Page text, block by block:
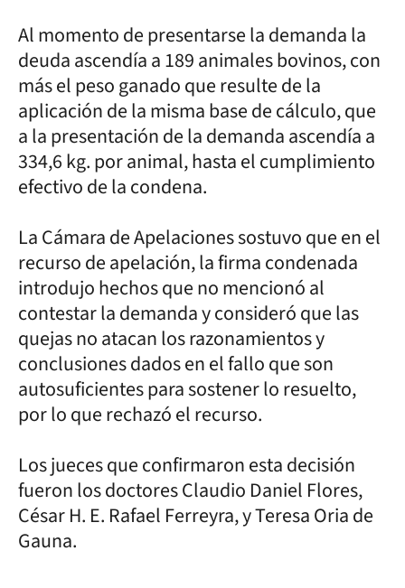
Al momento de presentarse la demanda la
deuda ascendía a 189 animales bovinos, con
más el peso ganado que resulte de la
aplicación de la misma base de cálculo, que
a la presentación de la demanda ascendía a
334,6 kg. por animal, hasta el cumplimiento
efectivo de la condena.
La Cámara de Apelaciones sostuvo que en el
recurso de apelación, la firma condenada
introdujo hechos que no mencionó al
contestar la demanda y consideró que las
quejas no atacan los razonamientos y
conclusiones dados en el fallo que son
autosuficientes para sostener lo resuelto,
por lo que rechazó el recurso.
Los jueces que confirmaron esta decisión
fueron los doctores Claudio Daniel Flores,
César H. E. Rafael Ferreyra, y Teresa Oria de
Gauna.